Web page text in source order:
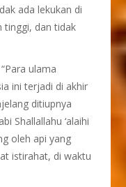
ada lekukan di
tinggi, dan tidak
ulama
ini terjadi di akhir
ditiupnya
Shallallahu ‘alaihi
oleh api yang
istirahat, di waktu